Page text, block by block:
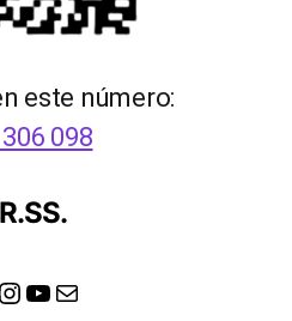
este número:
098
Instagram
YouTube
Correo electrónico